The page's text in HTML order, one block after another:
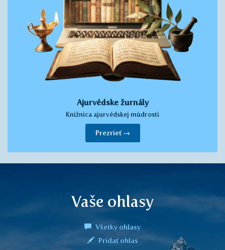
Ajurvédske žurnály
Knižnica ajurvédskej múdrosti
Prezrieť →
Vaše ohlasy
Všetky ohlasy
Pridať ohlas